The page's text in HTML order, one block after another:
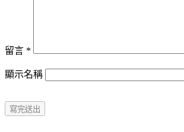
留言 *
顯示名稱